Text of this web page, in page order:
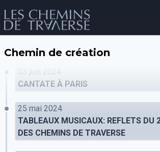
email
Chemin de création
03 juin 2024
CANTATE À PARIS
25 mai 2024
TABLEAUX MUSICAUX: REFLETS DU
DES CHEMINS DE TRAVERSE